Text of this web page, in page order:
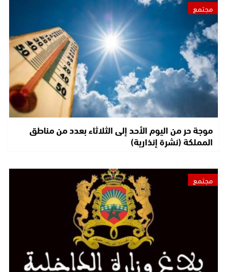
مجتمع
موجة حر من اليوم الأحد إلى الثلاثاء بعدد من مناطق
المملكة (نشرة إنذارية)
مجتمع